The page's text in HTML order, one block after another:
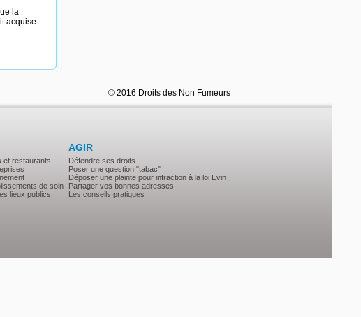
la
acquise
et restaurants
de soin
lieux publics
AGIR
Défendre ses droits
Poser une question "tabac"
Déposer une plainte pour infraction à la loi Evin
Partager vos bonnes adresses
Les conseils pratiques
© 2016 Droits des Non Fumeurs